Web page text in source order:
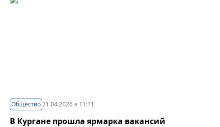
Общество21.04.2026 в 11:11
В Кургане прошла ярмарка вакансий